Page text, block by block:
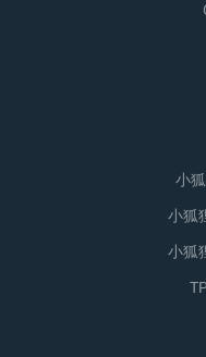
小
小狐
小狐